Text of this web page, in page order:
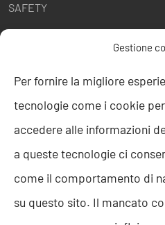
Gestione
Per fornire la migliore
tecnologie come i cookie
accedere alle informazioni
a queste tecnologie ci
come il comportamento di
su questo sito. Il mancato
SAFETY
POLITICHE AZIENDALI
ISO 9001
ISO 27001
Codice etico
Segnalazione Whistleblowing
Politica per la Parità di Genere
Politica per la sicurezza delle